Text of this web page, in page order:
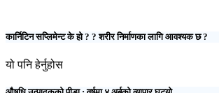
कार्निटिन सप्लिमेन्ट के हो ? ? शरीर निर्माणका लागि आवश्यक छ ?
यो पनि हेर्नुहोस